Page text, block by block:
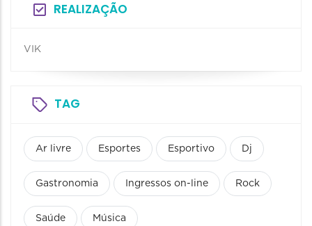
REALIZAÇÃO
VIK
TAG
Ar livre Esportes Esportivo Dj
Gastronomia Ingressos on-line Rock
Saúde Música